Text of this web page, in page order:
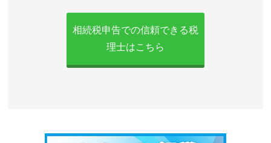
相続税申告での信頼できる税
理士はこちら